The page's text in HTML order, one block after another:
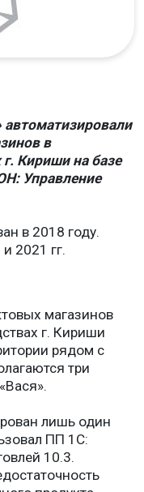
в
Кириши на базе
Управление
в 2018 году.
2021 гг.
магазинов
г. Кириши
рядом с
три
лишь один
ПП 1С:
10.3.